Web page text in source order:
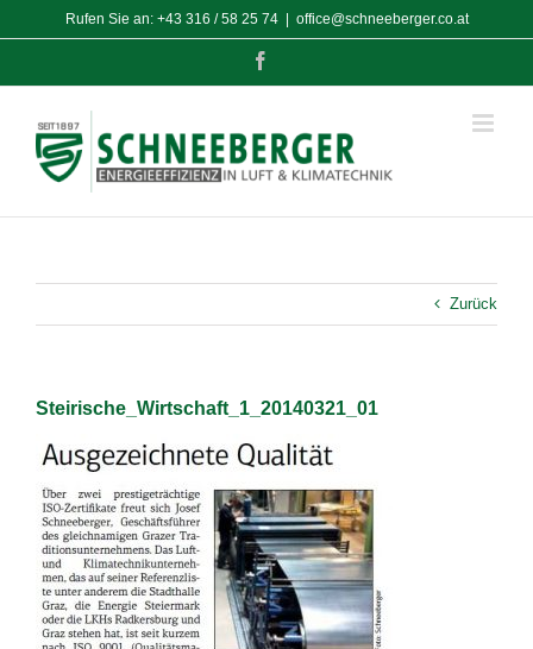
Rufen Sie an: +43 316 / 58 25 74 office@schneeberger.co.at
Zurück
Steirische_Wirtschaft_1_20140321_01